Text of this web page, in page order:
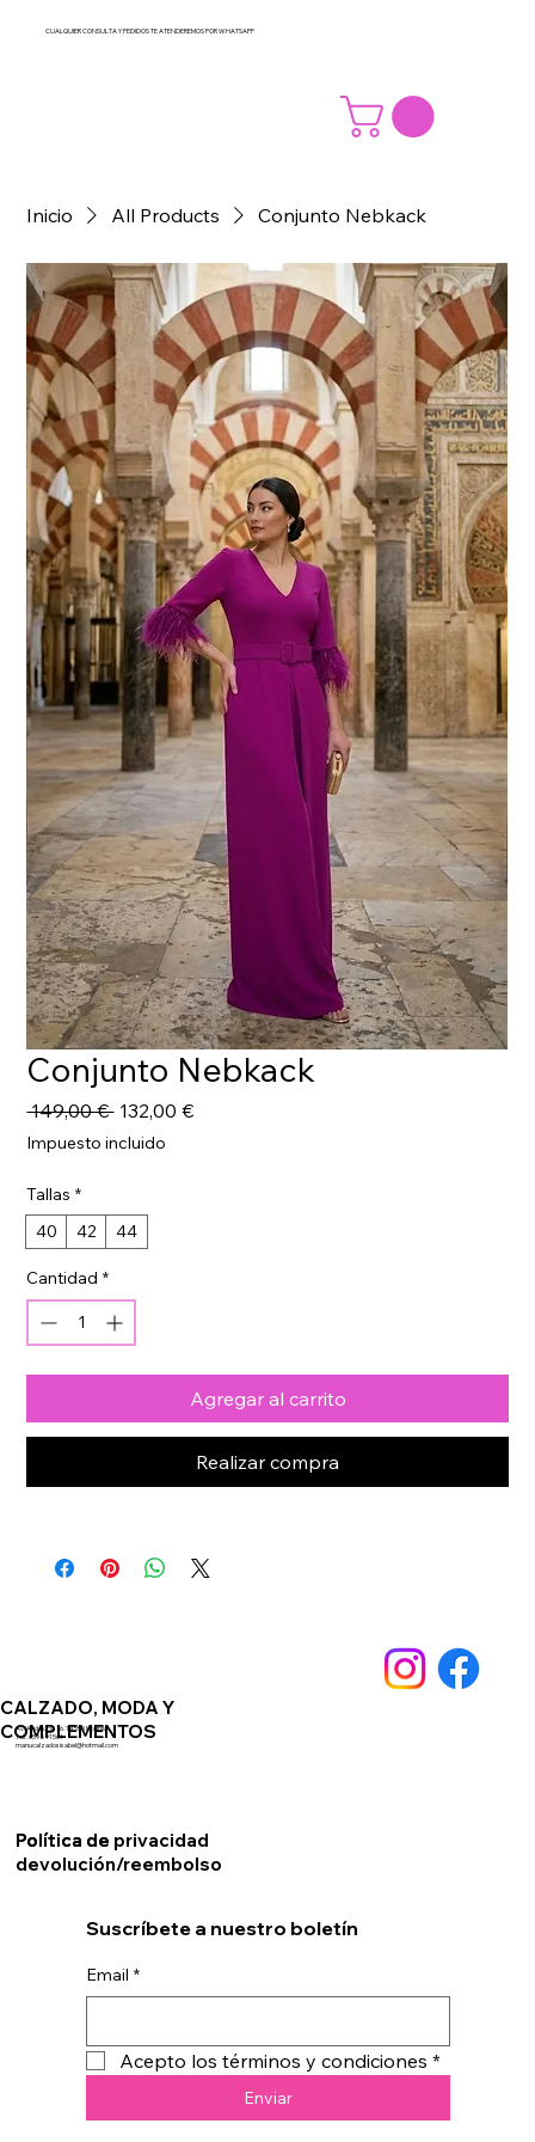
CUALQUIER CONSULTA Y PEDIDOS TE ATENDEREMOS POR WHATSAPP
Inicio All Products Conjunto Nebkack
Conjunto Nebkack
149,00 € Precio
132,00 €Precio
Impuesto incluido
Tallas *
40
42 44
Cantidad *
Agregar al carrito
Realizar compra
CALZADO, MODA Y
COMPLEMENTOS
Política de privacidad
Política de
devolución/reembolso
Av. Andalucia 76. 14550 Montilla
Telf. 659891561
manucalzadosisabel@hotmail.com
Suscríbete a nuestro boletín
Email *
Acepto los términos y condiciones *
Enviar